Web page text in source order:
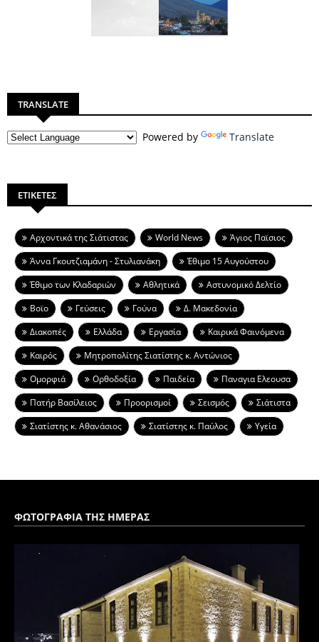
TRANSLATE
Powered by Translate
ΕΤΙΚΕΤΕΣ
Aρχοντικά της Σιάτιστας World News
Άγιος Παϊσιος
Άννα Γκουτζιαμάνη - Στυλιανάκη
Έθιμο 15 Αυγούστου
Έθιμο των Κλαδαριών
Αθλητικά
Αστυνομικό Δελτίο
Βοϊο
Γεύσεις Γούνα
Δ. Μακεδονία
Διακοπές
Ελλάδα Εργασία
Καιρικά Φαινόμενα
Καιρός
Μητροπολίτης Σιατίστης κ. Αντώνιος
Ομορφιά
Ορθοδοξία Παιδεία
Παναγια Ελεουσα
Πατήρ Βασίλειος
Προορισμοί Σεισμός
Σιάτιστα
Σιατίστης κ. Αθανάσιος
Σιατίστης κ. Παύλος Υγεία
ΦΩΤΟΓΡΑΦΙΑ ΤΗΣ ΗΜΕΡΑΣ